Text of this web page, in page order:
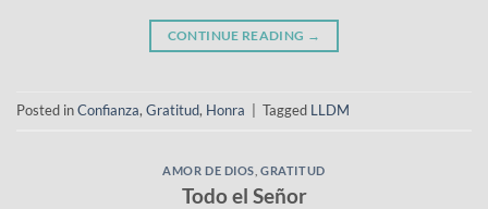
CONTINUE READING →
Posted inConfianza, Gratitud, Honra Tagged LLDM
AMOR DE DIOS ,GRATITUD
Todo el Señor